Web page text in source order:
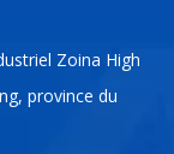
Zoina High
province du